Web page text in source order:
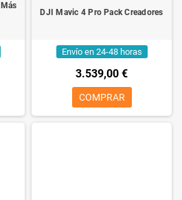
DJI Mavic 4 Pro Pack Creadores
Envío en 24-48 horas
3.539,00 €
COMPRAR